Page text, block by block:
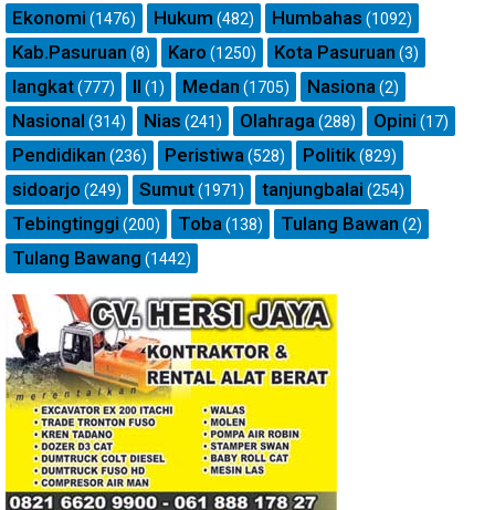
Ekonomi (1476) Hukum (482) Humbahas (1092)
Kab.Pasuruan (8) Karo (1250) Kota Pasuruan (3)
langkat(777) ll (1) Medan (1705) Nasiona(2)
Nasional (314) Nias (241) Olahraga(288) Opini (17)
Pendidikan (236) Peristiwa(528) Politik(829)
sidoarjo (249) Sumut(1971) tanjungbalai (254)
Tebingtinggi (200) Toba(138) Tulang Bawan (2)
Tulang Bawang (1442)